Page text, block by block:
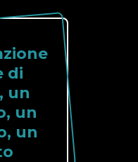
di
un
un
un